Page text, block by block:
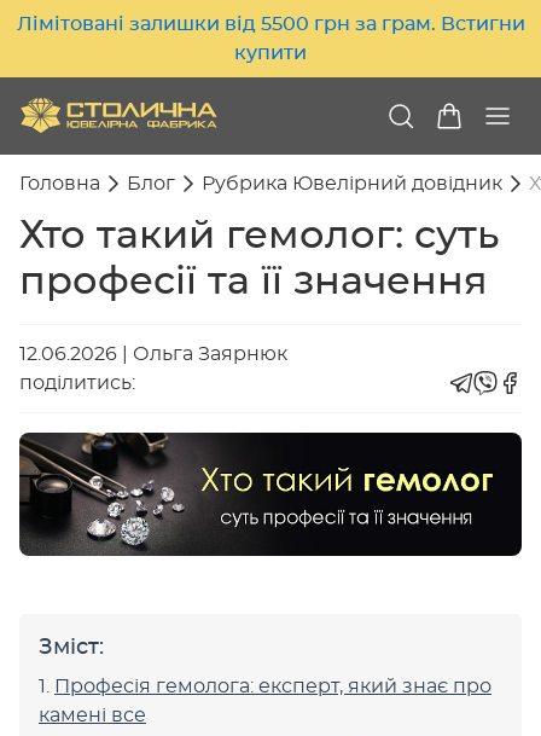
Лімітовані залишки від 5500 грн за грам. Встигни
купити
Головна Блог Рубрика Ювелірний довідник
Хто такий гемолог: суть
професії та її значення
12.06.2026
Ольга Заярнюк
поділитись:
Зміст:
Професія гемолога: експерт, який знає про
камені все